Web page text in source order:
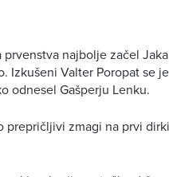
najbolje začel
Izkušeni Valter Poropat se
odnesel Gašperju Lenku.
zmagi na prvi